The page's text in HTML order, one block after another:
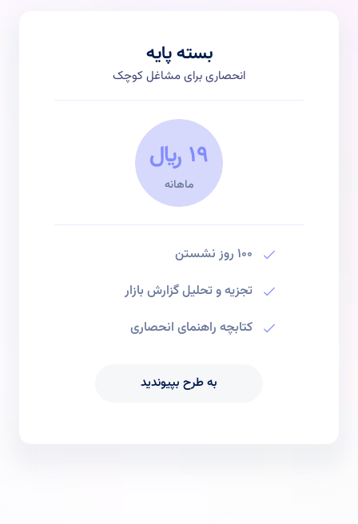
بسته پایه
انحصاری برای مشاغل کوچک
19 ﷼
ماهانه
100 روز نشستن
تجزیه و تحلیل گزارش بازار
کتابچه راهنمای انحصاری
به طرح بپیوندید